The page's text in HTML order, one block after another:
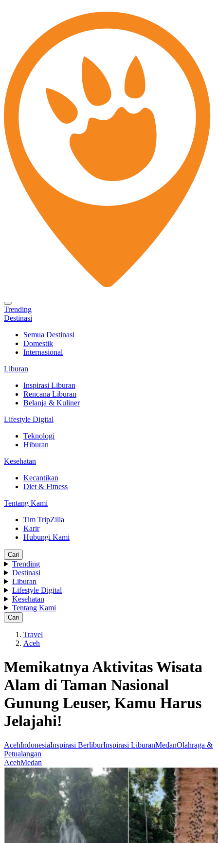
Trending
Destinasi
Semua Destinasi
Domestik
Internasional
Liburan
Inspirasi Liburan
Rencana Liburan
Belanja & Kuliner
Lifestyle Digital
Teknologi
Hiburan
Kesehatan
Kecantikan
Diet & Fitness
Tentang Kami
Tim TripZilla
Karir
Hubungi Kami
Cari
Trending
Destinasi
Liburan
Lifestyle Digital
Kesehatan
Tentang Kami
Cari
Travel
Aceh
Memikatnya Aktivitas Wisata
Alam di Taman Nasional
Gunung Leuser, Kamu Harus
Jelajahi!
AcehIndonesiaInspirasi BerliburInspirasi LiburanMedanOlahraga &
Petualangan
AcehMedan